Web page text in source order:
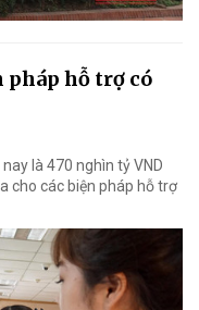
pháp hỗ trợ có
là 470 nghìn tỷ VND
cho các biện pháp hỗ trợ